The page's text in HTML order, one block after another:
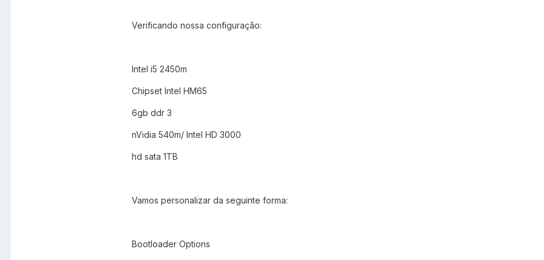
Verificando nossa configuração:
Intel i5 2450m
Chipset Intel HM65
6gb ddr 3
nVidia 540m/ Intel HD 3000
hd sata 1TB
Vamos personalizar da seguinte forma:
Bootloader Options